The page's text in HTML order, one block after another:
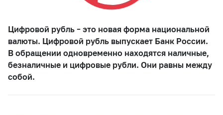
Цифровой рубль – это новая форма национальной
валюты. Цифровой рубль выпускает Банк России.
В обращении одновременно находятся наличные,
безналичные и цифровые рубли. Они равны между
собой.